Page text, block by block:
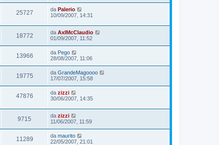
25727 da Palerio
10/09/2007, 14:31
18772 da AxlMcClaudio
01/09/2007, 11:52
13966 da Pego
28/08/2007, 11:06
19775 da GrandeMagoooo
17/07/2007, 15:58
47876 da zizzi
30/06/2007, 14:35
9715 da zizzi
11/06/2007, 11:59
11289 da maurito
22/05/2007, 21:01